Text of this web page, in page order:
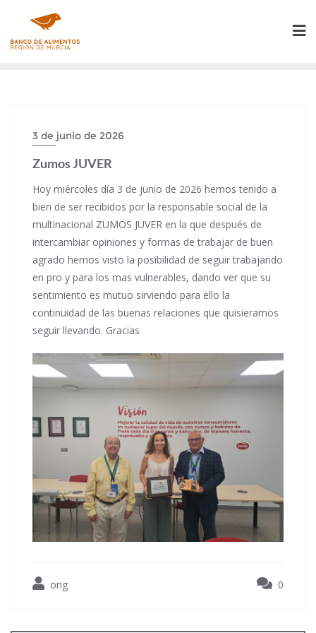
contenido
3 de junio de 2026
Zumos JUVER
Hoy miércoles día 3 de junio de 2026 hemos tenido a
bien de ser recibidos por la responsable social de la
multinacional ZUMOS JUVER en la que después de
intercambiar opiniones y formas de trabajar de buen
agrado hemos visto la posibilidad de seguir trabajando
en pro y para los mas vulnerables, dando ver que su
sentimiento es mutuo sirviendo para ello la
continuidad de las buenas relaciones que quisieramos
seguir llevando. Gracias
ong 0